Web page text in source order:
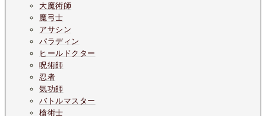
大魔術師
魔弓士
アサシン
パラディン
ヒールドクター
呪術師
忍者
気功師
バトルマスター
槍術士